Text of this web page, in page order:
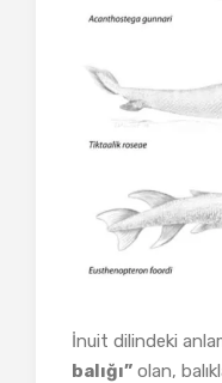
İnuit dilindeki
balığı” olan,